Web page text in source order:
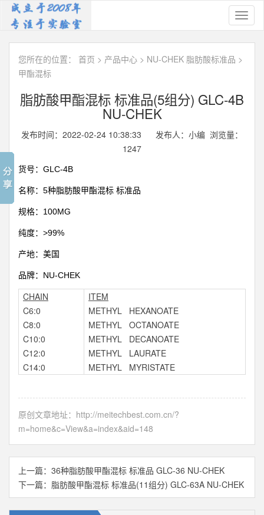
您所在的位置： 首页 > 产品中心 > NU-CHEK 脂肪酸标准品 >
甲酯混标
脂肪酸甲酯混标 标准品(5组分) GLC-4B
NU-CHEK
发布时间：2022-02-24 10:38:33 发布人：小编 浏览量：
1247
货号： GLC-4B
名称： 5种脂肪酸甲酯混标 标准品
规格： 100MG
纯度： >99%
产地：美国
品牌： NU-CHEK
CHAIN
C6:0
C8:0
C10:0
C12:0
C14:0
ITEM
METHYL HEXANOATE
METHYL OCTANOATE
METHYL DECANOATE
METHYL LAURATE
METHYL MYRISTATE
原创文章地址： http://meitechbest.com.cn/?
m=home&c=View&a=index&aid=148
上一篇： 36种脂肪酸甲酯混标 标准品 GLC-36 NU-CHEK
下一篇： 脂肪酸甲酯混标 标准品(11组分) GLC-63A NU-CHEK